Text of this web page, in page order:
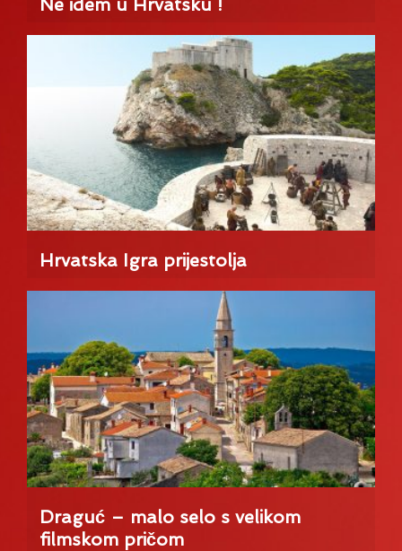
Ne idem u Hrvatsku !
Hrvatska Igra prijestolja
Draguć – malo selo s velikom
filmskom pričom